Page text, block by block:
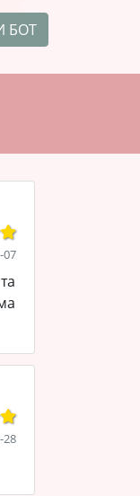
БОТ
07
28